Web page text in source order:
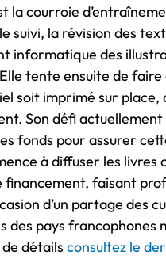
la courroie
suivi, la révision des
informatique des
tente ensuite de
soit imprimé sur place,
Son défi
fonds pour assurer
à diffuser les livres
financement, faisant
d’un partage des
des pays francophones
détails consultez le